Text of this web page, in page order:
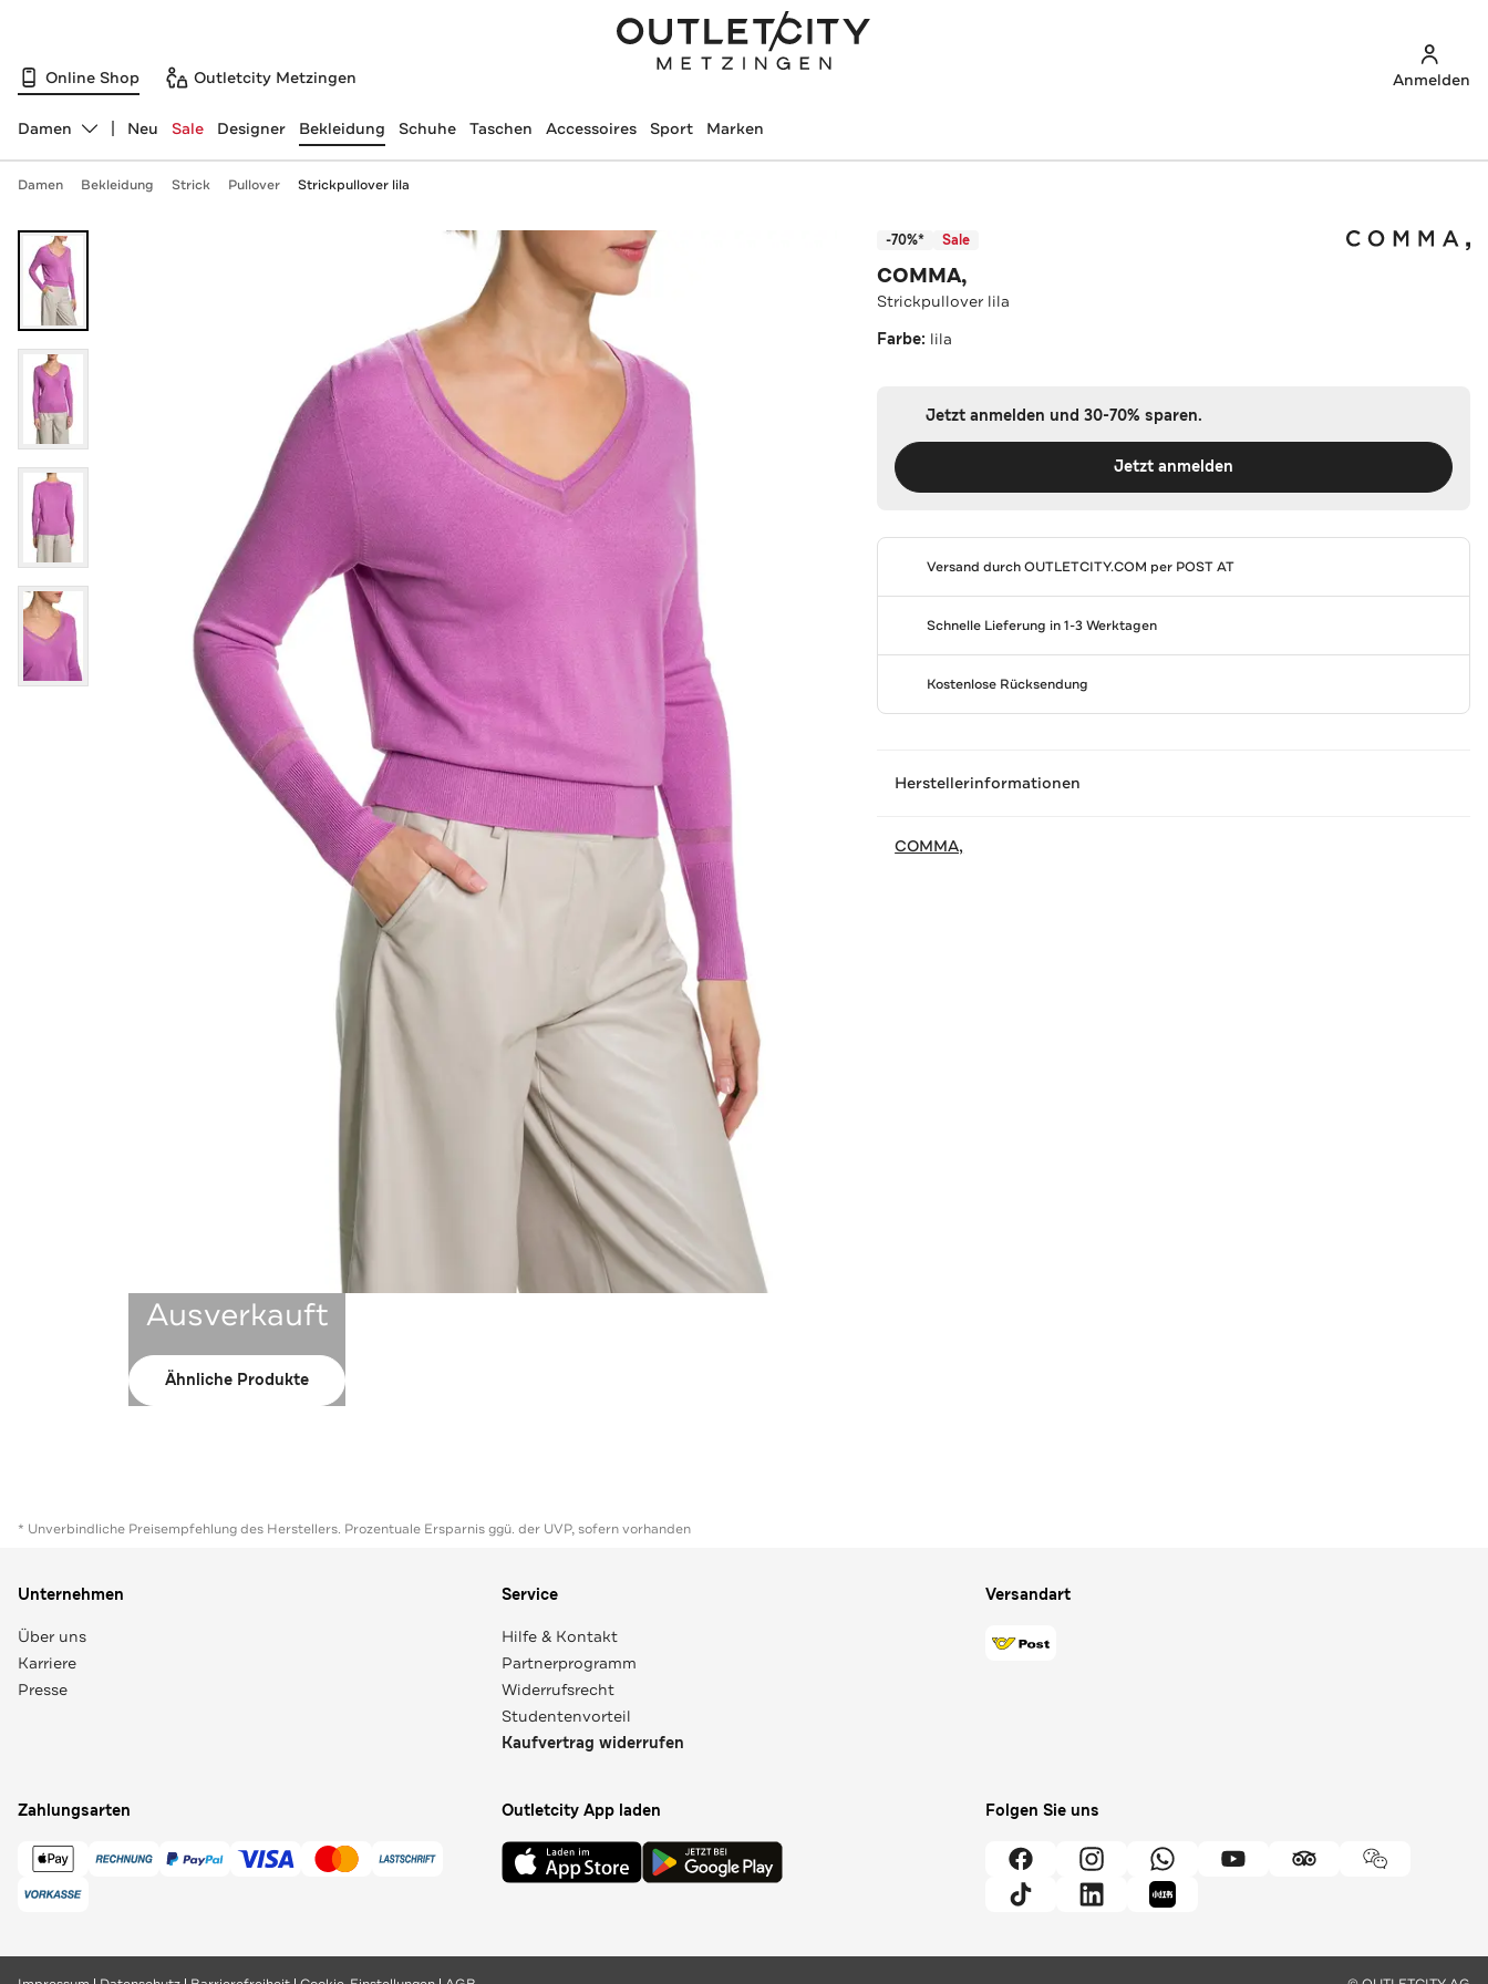
Online Shop Outletcity Metzingen Anmelden
Abteilung ändern, ausgewählt:
Damen Neu Sale Designer Bekleidung Schuhe Taschen Accessoires Sport Marken
Damen Bekleidung Strick Pullover Strickpullover lila
Ausverkauft
Ähnliche Produkte
-70%* Sale
COMMA,
Strickpullover lila
Farbe: lila
Jetzt anmelden und 30-70% sparen.
Jetzt anmelden
Versand durchOUTLETCITY.COM per POST AT
Schnelle Lieferung in 1-3 Werktagen
Kostenlose Rücksendung
Herstellerinformationen
COMMA,
* Unverbindliche Preisempfehlung des Herstellers. Prozentuale Ersparnis ggü. der UVP, sofern vorhanden
Unternehmen
Über uns
Karriere
Presse
Service
Hilfe & Kontakt
Partnerprogramm
Widerrufsrecht
Studentenvorteil
Kaufvertrag widerrufen
Versandart
Zahlungsarten Outletcity App laden Folgen Sie uns